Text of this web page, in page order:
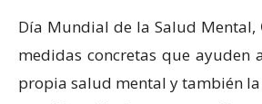
Día Mundial de la Salud Mental,
medidas concretas que ayuden
propia salud mental y también la